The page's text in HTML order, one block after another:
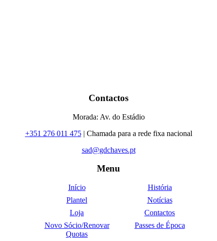
Contactos
Morada: Av. do Estádio
+351 276 011 475| Chamada para a rede fixa nacional
sad@gdchaves.pt
Menu
Início
História
Plantel
Notícias
Loja
Contactos
Novo Sócio/Renovar
Quotas
Passes de Época